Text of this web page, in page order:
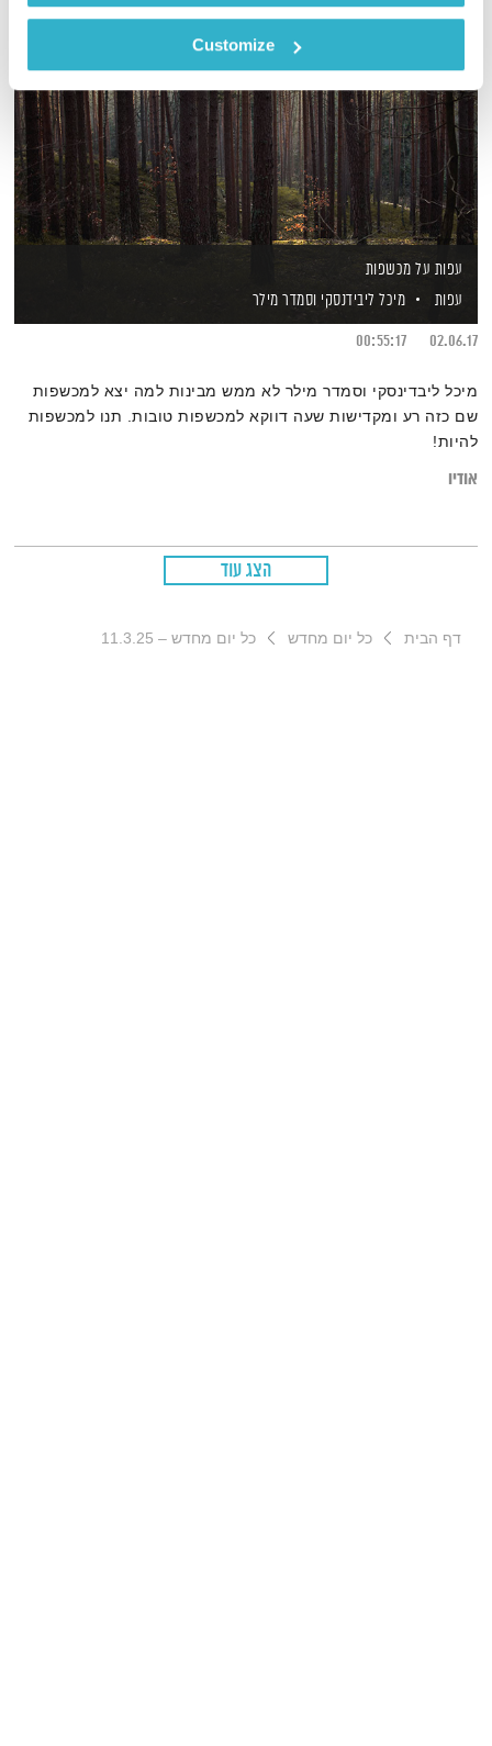
Customize
עפות על מכשפות
עפות
מיכל ליבידנסקי וסמדר מילר
02.06.17
00:55:17
מיכל ליבדינסקי וסמדר מילר לא ממש מבינות למה יצא למכשפות
שם כזה רע ומקדישות שעה דווקא למכשפות טובות. תנו למכשפות
להיות!
אודיו
הצג עוד
דף הבית כל יום מחדש כל יום מחדש – 11.3.25